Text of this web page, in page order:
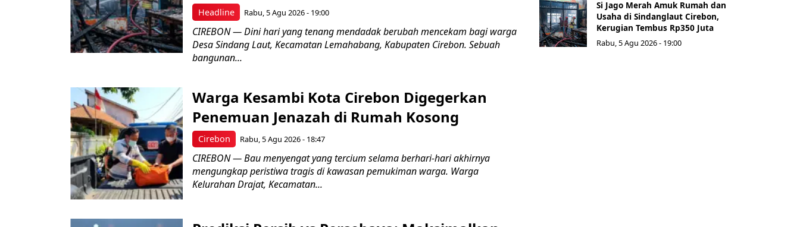
Headline Rabu, 5 Agu 2026 - 19:00
CIREBON — Dini hari yang tenang mendadak berubah mencekam bagi warga
Desa Sindang Laut, Kecamatan Lemahabang, Kabupaten Cirebon. Sebuah
bangunan...
Cirebon
Warga Kesambi Kota Cirebon Digegerkan
Penemuan Jenazah di Rumah Kosong
Rabu, 5 Agu 2026 - 18:47
CIREBON — Bau menyengat yang tercium selama berhari-hari akhirnya
mengungkap peristiwa tragis di kawasan pemukiman warga. Warga
Kelurahan Drajat, Kecamatan...
Si Jago Merah Amuk Rumah dan
Usaha di Sindanglaut Cirebon,
Kerugian Tembus Rp350 Juta
Rabu, 5 Agu 2026 - 19:00